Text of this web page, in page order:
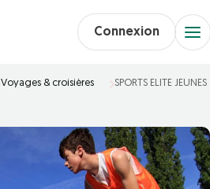
Connexion
Voyages & croisières SPORTS ELITE JEUNES